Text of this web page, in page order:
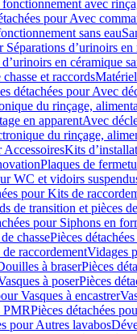
avec
pour Avec
sans eau
Séparations d’urinoirs
en céramique
et raccords
détachées pour Avec
du rinçage,
en apparentAvec
du rinçage,
AccessoiresKits
Plaques de
WC et vidoirs
pour Kits de
de transition et pièces
pour Siphons en
chassePièces
raccordementVidages
à braserPièces
à poserPièces
Vasques à encastrer
PMRPièces détachées
pour Autres lavabos